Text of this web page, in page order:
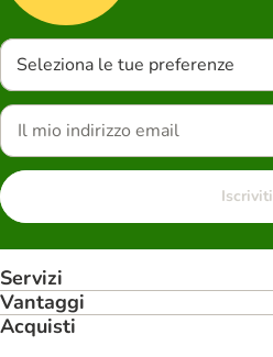
Seleziona le tue preferenze
Iscriviti
Servizi
Vantaggi
Acquisti